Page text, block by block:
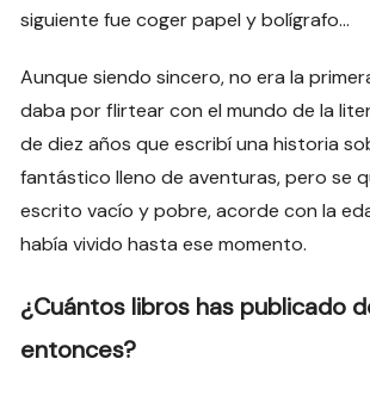
siguiente fue coger papel y bolígrafo…
Aunque siendo sincero, no era la
daba por flirtear con el mundo de la
de diez años que escribí una historia
fantástico lleno de aventuras, pero se
escrito vacío y pobre, acorde con la
había vivido hasta ese momento.
¿Cuántos libros has publicado
entonces?